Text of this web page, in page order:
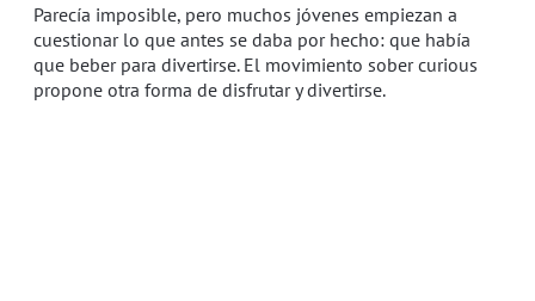
Parecía imposible, pero muchos jóvenes empiezan a
cuestionar lo que antes se daba por hecho: que había
que beber para divertirse. El movimiento sober curious
propone otra forma de disfrutar y divertirse.